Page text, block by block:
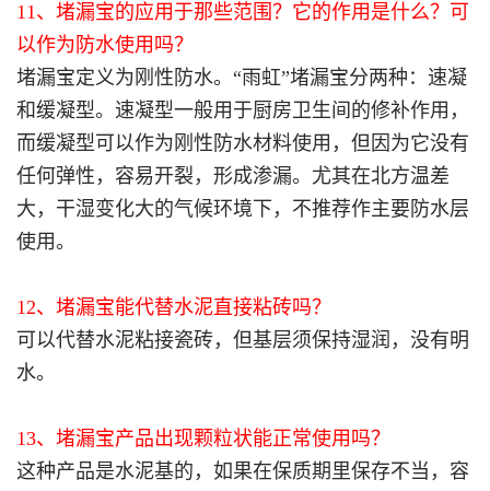
11、堵漏宝的应用于那些范围？它的作用是什么？可
以作为防水使用吗？
堵漏宝定义为刚性防水。 “雨虹”堵漏宝分两种：速凝
和缓凝型。速凝型一般用于厨房卫生间的修补作用，
而缓凝型可以作为刚性防水材料使用，但因为它没有
任何弹性，容易开裂，形成渗漏。尤其在北方温差
大，干湿变化大的气候环境下，不推荐作主要防水层
使用。
12、堵漏宝能代替水泥直接粘砖吗？
可以代替水泥粘接瓷砖，但基层须保持湿润，没有明
水。
13、堵漏宝产品出现颗粒状能正常使用吗？
这种产品是水泥基的，如果在保质期里保存不当，容